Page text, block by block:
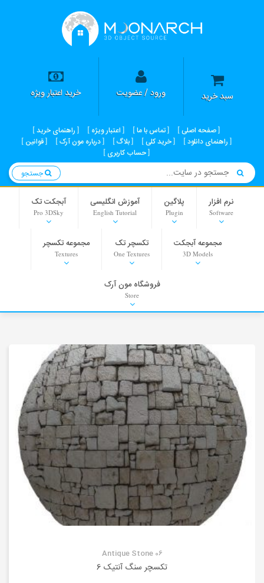
سبد خرید ورود / عضویت خرید اعتبار ویژه
صفحه اصلی تماس با ما اعتبار ویژه
راهنمای خرید
راهنمای دانلود
خرید کلی بلاگ درباره مون آرک
قوانین
حساب کاربری
نرم افزار
Software
پلاگین
Plugin
آموزش انگلیسی
English Tutorial
آبجکت تک
Pro 3DSky
مجموعه آبجکت
3D Models
تکسچر تک
One Textures
مجموعه تکسچر
Textures
PNG-PSD
Background
Stock Images
فروشگاه مون آرک
Store
Antique Stone 06
تکسچر سنگ آنتیک 6